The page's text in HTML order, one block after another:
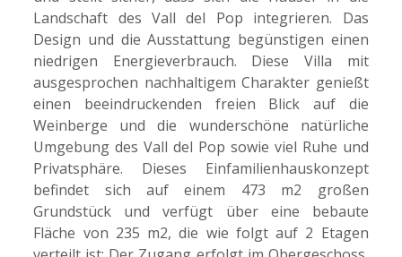
Landschaft des Vall del Pop integrieren. Das
Design und die Ausstattung begünstigen einen
niedrigen Energieverbrauch. Diese Villa mit
ausgesprochen nachhaltigem Charakter genießt
einen beeindruckenden freien Blick auf die
Weinberge und die wunderschöne natürliche
Umgebung des Vall del Pop sowie viel Ruhe und
Privatsphäre. Dieses Einfamilienhauskonzept
befindet sich auf einem 473 m2 großen
Grundstück und verfügt über eine bebaute
Fläche von 235 m2, die wie folgt auf 2 Etagen